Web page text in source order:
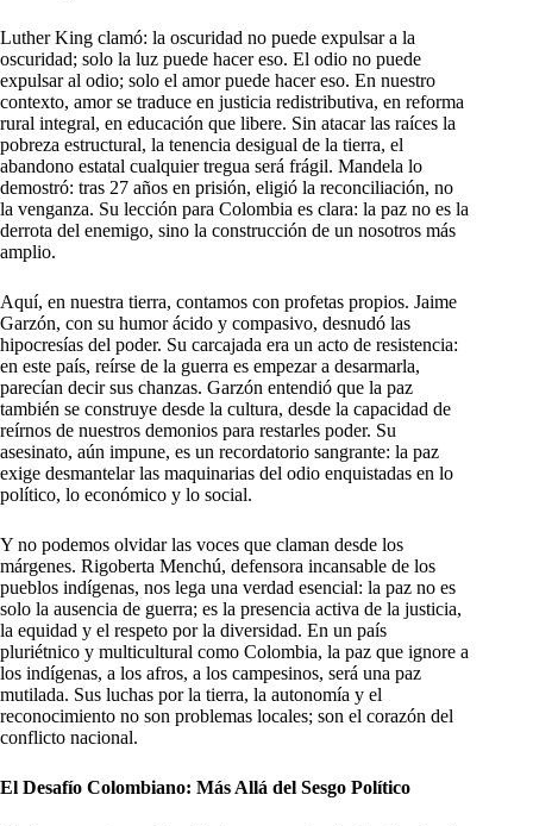
Luther King clamó: la oscuridad no puede expulsar a la
oscuridad; solo la luz puede hacer eso. El odio no puede
expulsar al odio; solo el amor puede hacer eso. En nuestro
contexto, amor se traduce en justicia redistributiva, en reforma
rural integral, en educación que libere. Sin atacar las raíces la
pobreza estructural, la tenencia desigual de la tierra, el
abandono estatal cualquier tregua será frágil. Mandela lo
demostró: tras 27 años en prisión, eligió la reconciliación, no
la venganza. Su lección para Colombia es clara: la paz no es la
derrota del enemigo, sino la construcción de un nosotros más
amplio.
Aquí, en nuestra tierra, contamos con profetas propios. Jaime
Garzón, con su humor ácido y compasivo, desnudó las
hipocresías del poder. Su carcajada era un acto de resistencia:
en este país, reírse de la guerra es empezar a desarmarla,
parecían decir sus chanzas. Garzón entendió que la paz
también se construye desde la cultura, desde la capacidad de
reírnos de nuestros demonios para restarles poder. Su
asesinato, aún impune, es un recordatorio sangrante: la paz
exige desmantelar las maquinarias del odio enquistadas en lo
político, lo económico y lo social.
Y no podemos olvidar las voces que claman desde los
márgenes. Rigoberta Menchú, defensora incansable de los
pueblos indígenas, nos lega una verdad esencial: la paz no es
solo la ausencia de guerra; es la presencia activa de la justicia,
la equidad y el respeto por la diversidad. En un país
pluriétnico y multicultural como Colombia, la paz que ignore a
los indígenas, a los afros, a los campesinos, será una paz
mutilada. Sus luchas por la tierra, la autonomía y el
reconocimiento no son problemas locales; son el corazón del
conflicto nacional.
El Desafío Colombiano: Más Allá del Sesgo Político